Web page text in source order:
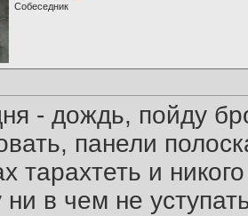
Собеседник
- дождь, пойду
панели
тарахтеть и
в чем не